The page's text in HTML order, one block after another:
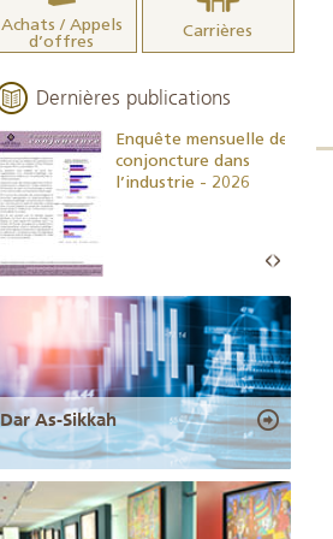
Achats / Appels
d’offres
Carrières
Dernières publications
Enquête mensuelle de
conjoncture dans
l’industrie - 2026
Dar As-Sikkah